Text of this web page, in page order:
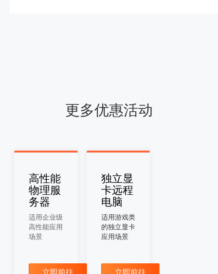
更多优惠活动
高性能
物理服
务器
适用企业级
高性能应用
场景
独立显
卡远程
电脑
适用游戏类
的独立显卡
应用场景